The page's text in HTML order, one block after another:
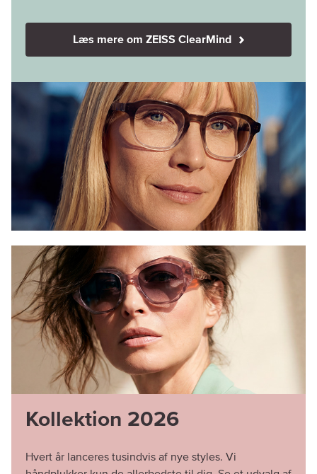
Læs mere om ZEISS ClearMind
Kollektion 2026
Hvert år lanceres tusindvis af nye styles. Vi